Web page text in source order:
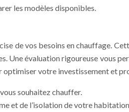
les modèles disponibles.
de vos besoins en chauffage.
évaluation rigoureuse vous
votre investissement et
souhaitez chauffer.
et de l’isolation de votre